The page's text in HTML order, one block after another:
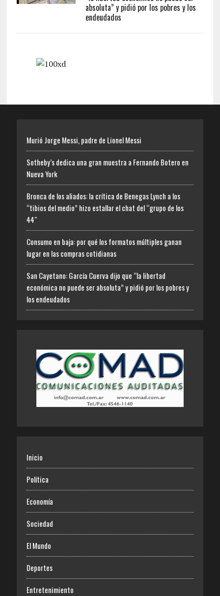
absoluta” y pidió por los pobres y los
endeudados
Murió Jorge Messi, padre de Lionel Messi
Sotheby’s dedica una gran muestra a Fernando Botero en
Nueva York
Bronca de los aliados: la crítica de Benegas Lynch a los
“tibios del medio” hizo estallar el chat del “grupo de los
44″
Consumo en baja: por qué los formatos múltiples ganan
lugar en las compras cotidianas
San Cayetano: García Cuerva dijo que “la libertad
económica no puede ser absoluta” y pidió por los pobres y
los endeudados
Inicio
Política
Economía
Sociedad
El Mundo
Deportes
Entretenimiento